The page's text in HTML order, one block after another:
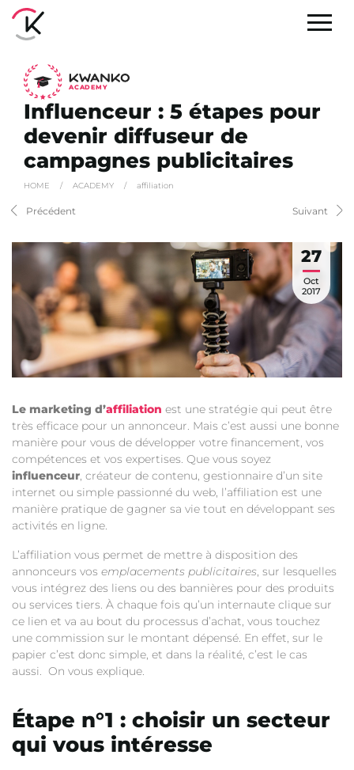
ACADEMY
Influenceur : 5 étapes pour
devenir diffuseur de
campagnes publicitaires
HOME / ACADEMY / affiliation
Précédent Suivant
27
Oct
2017
Le marketing d’affiliation est une stratégie qui peut être
très efficace pour un annonceur. Mais c’est aussi une bonne
manière pour vous de développer votre financement, vos
compétences et vos expertises. Que vous soyez
influenceur, créateur de contenu, gestionnaire d’un site
internet ou simple passionné du web, l’affiliation est une
manière pratique de gagner sa vie tout en développant ses
activités en ligne.
L’affiliation vous permet de mettre à disposition des
annonceurs vos emplacements publicitaires, sur lesquelles
vous intégrez des liens ou des bannières pour des produits
ou services tiers. À chaque fois qu’un internaute clique sur
ce lien et va au bout du processus d’achat, vous touchez
une commission sur le montant dépensé. En effet, sur le
papier c’est donc simple, et dans la réalité, c’est le cas
aussi. On vous explique.
Étape n°1 : choisir un secteur
qui vous intéresse